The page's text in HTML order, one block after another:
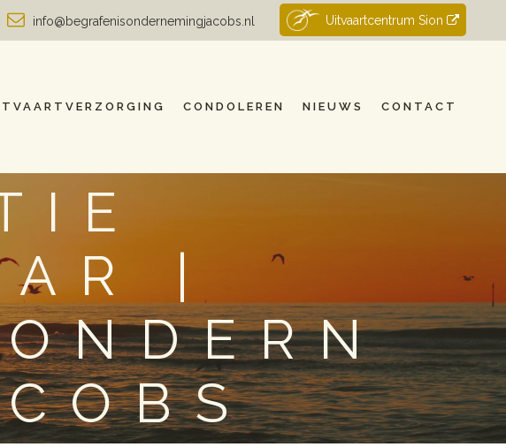
info@begrafenisondernemingjacobs.nl Uitvaartcentrum Sion
CONDOLEREN NIEUWS CONTACT
|